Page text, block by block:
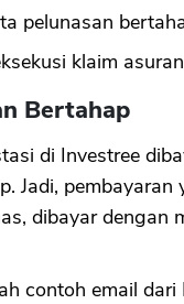
pelunasan
klaim
Bertahap
di Investree
Jadi, pembayaran
dibayar dengan
contoh email dari